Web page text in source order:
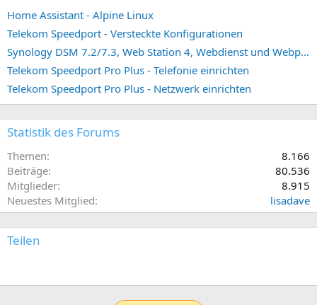
Home Assistant - Alpine Linux
Telekom Speedport - Versteckte Konfigurationen
Synology DSM 7.2/7.3, Web Station 4, Webdienst und Webportal erstellen (ehemals vHost)
Telekom Speedport Pro Plus - Telefonie einrichten
Telekom Speedport Pro Plus - Netzwerk einrichten
Statistik des Forums
Themen
8.166
Beiträge
80.536
Mitglieder
8.915
Neuestes Mitglied
lisadave
Teilen